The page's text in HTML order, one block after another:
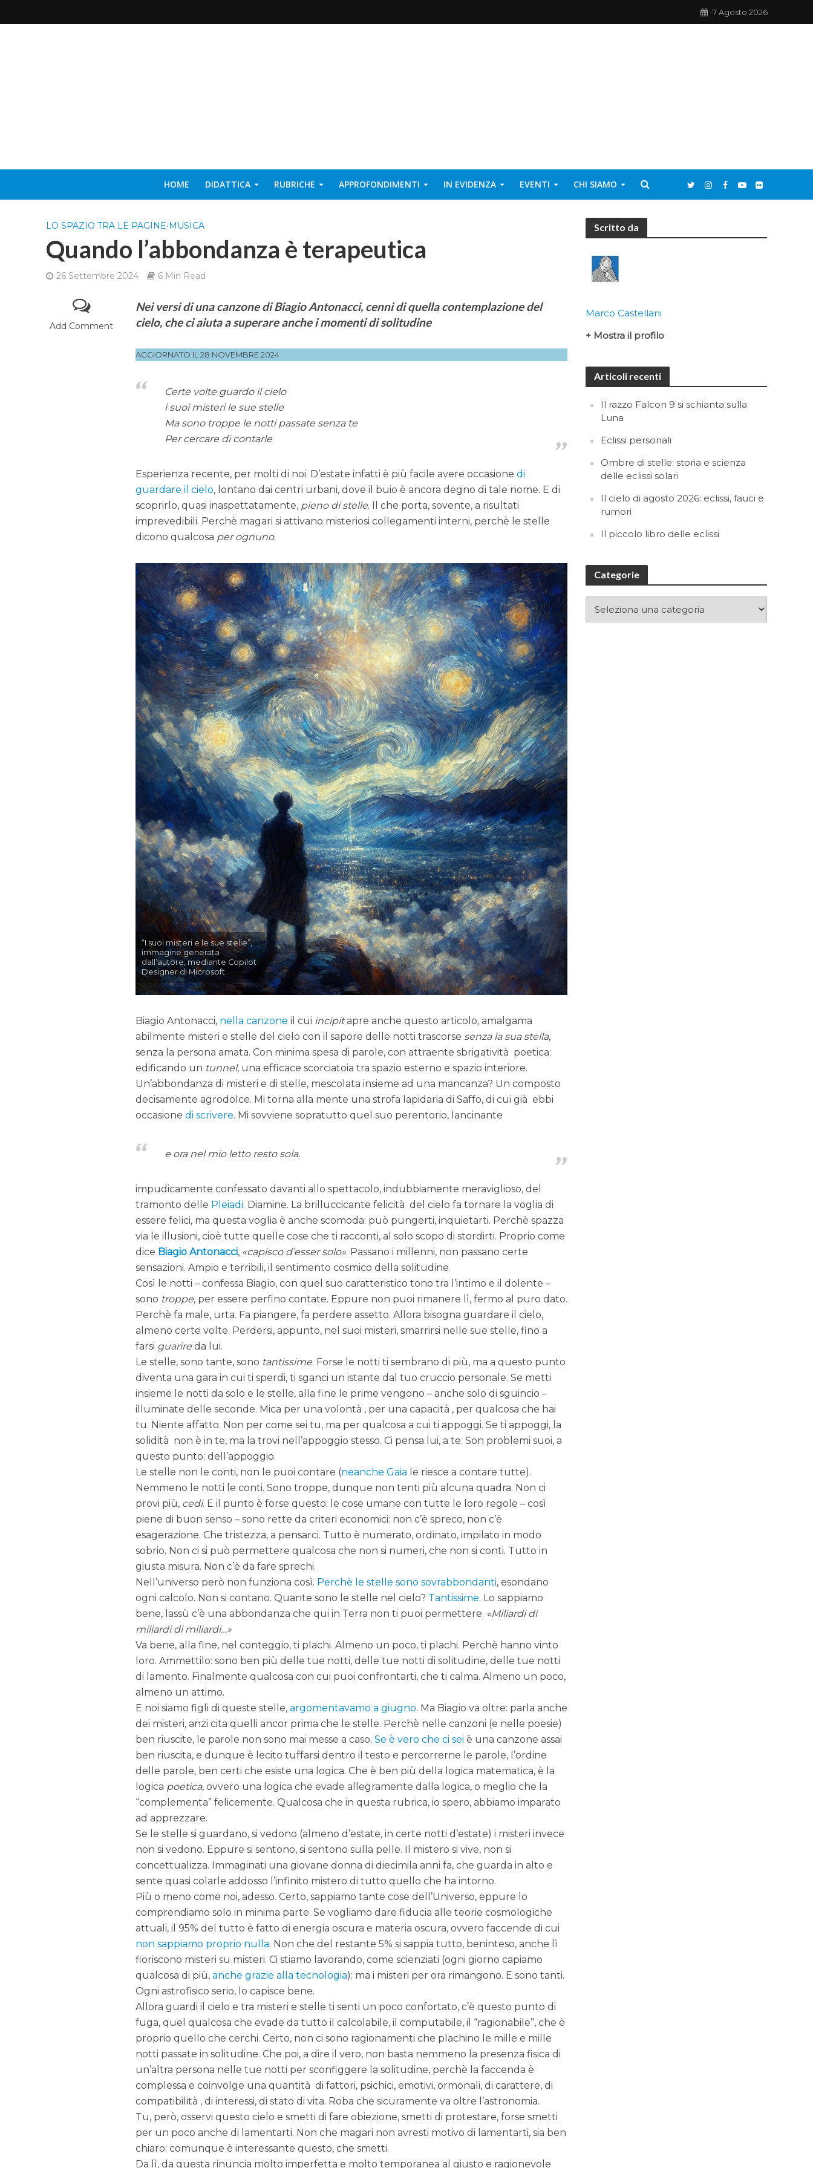
7 Agosto 2026
HOME DIDATTICA RUBRICHE APPROFONDIMENTI IN EVIDENZA EVENTI CHI SIAMO
LO SPAZIO TRA LE PAGINE•MUSICA
Quando l’abbondanza è terapeutica
26 Settembre 2024 6 Min Read
Add Comment
Nei versi di una canzone di Biagio Antonacci, cenni di quella contemplazione del
cielo, che ci aiuta a superare anche i momenti di solitudine
AGGIORNATO IL 28 NOVEMBRE 2024
Certe volte guardo il cielo
i suoi misteri le sue stelle
Ma sono troppe le notti passate senza te
Per cercare di contarle
Esperienza recente, per molti di noi. D’estate infatti è più facile avere occasionedi
guardare il cielo, lontano dai centri urbani, dove il buio è ancora degno di tale nome. E di
scoprirlo, quasi inaspettatamente, pieno di stelle. Il che porta, sovente, a risultati
imprevedibili. Perchè magari si attivano misteriosi collegamenti interni, perchè le stelle
dicono qualcosa per ognuno.
“I suoi misteri e le sue stelle”,
immagine generata
dall’autore, mediante Copilot
Designer di Microsoft
Biagio Antonacci, nella canzone il cui incipitapre anche questo articolo, amalgama
abilmente misteri e stelle del cielo con il sapore delle notti trascorse senza la sua stella,
senza la persona amata. Con minima spesa di parole, con attraente sbrigatività poetica:
edificando un tunnel, una efficace scorciatoia tra spazio esterno e spazio interiore.
Un’abbondanza di misteri e di stelle, mescolata insieme ad una mancanza? Un composto
decisamente agrodolce. Mi torna alla mente una strofa lapidaria di Saffo, di cui già ebbi
occasionedi scrivere. Mi sovviene sopratutto quel suo perentorio, lancinante
e ora nel mio letto resto sola.
impudicamente confessato davanti allo spettacolo, indubbiamente meraviglioso, del
tramonto delle Pleiadi. Diamine. La brilluccicante felicità del cielo fa tornare la voglia di
essere felici, ma questa voglia è anche scomoda: può pungerti, inquietarti. Perchè spazza
via le illusioni, cioè tutte quelle cose che ti racconti, al solo scopo di stordirti. Proprio come
dice Biagio Antonacci, capisco d’esser solo . Passano i millenni, non passano certe
sensazioni. Ampio e terribili, il sentimento cosmico della solitudine.
Così le notti – confessa Biagio, con quel suo caratteristico tono tra l’intimo e il dolente –
sono troppe, per essere perfino contate. Eppure non puoi rimanere lì, fermo al puro dato.
Perchè fa male, urta. Fa piangere, fa perdere assetto. Allora bisogna guardare il cielo,
almeno certe volte. Perdersi, appunto, nel suoi misteri, smarrirsi nelle sue stelle, fino a
farsi guarire da lui.
Le stelle, sono tante, sono tantissime. Forse le notti ti sembrano di più, ma a questo punto
diventa una gara in cui ti sperdi, ti sganci un istante dal tuo cruccio personale. Se metti
insieme le notti da solo e le stelle, alla fine le prime vengono – anche solo di sguincio –
illuminate delle seconde. Mica per una volontà , per una capacità , per qualcosa che hai
tu. Niente affatto. Non per come sei tu, ma per qualcosa a cui ti appoggi. Se ti appoggi, la
solidità non è in te, ma la trovi nell’appoggio stesso. Ci pensa lui, a te. Son problemi suoi, a
questo punto: dell’appoggio.
Le stelle non le conti, non le puoi contare (neanche Gaia le riesce a contare tutte).
Nemmeno le notti le conti. Sono troppe, dunque non tenti più alcuna quadra. Non ci
provi più, cedi. E il punto è forse questo: le cose umane con tutte le loro regole – così
piene di buon senso – sono rette da criteri economici: non c’è spreco, non c’è
esagerazione. Che tristezza, a pensarci. Tutto è numerato, ordinato, impilato in modo
sobrio. Non ci si può permettere qualcosa che non si numeri, che non si conti. Tutto in
giusta misura. Non c’è da fare sprechi.
Nell’universo però non funziona così. Perchè le stelle sono sovrabbondanti, esondano
ogni calcolo. Non si contano. Quante sono le stelle nel cielo? Tantissime. Lo sappiamo
bene, lassù c’è una abbondanza che qui in Terra non ti puoi permettere.
Miliardi di
miliardi di miliardi…
Va bene, alla fine, nel conteggio, ti plachi. Almeno un poco, ti plachi. Perchè hanno vinto
loro. Ammettilo: sono ben più delle tue notti, delle tue notti di solitudine, delle tue notti
di lamento. Finalmente qualcosa con cui puoi confrontarti, che ti calma. Almeno un poco,
almeno un attimo.
E noi siamo figli di queste stelle,argomentavamo a giugno. Ma Biagio va oltre: parla anche
dei misteri, anzi cita quelli ancor prima che le stelle. Perchè nelle canzoni (e nelle poesie)
ben riuscite, le parole non sono mai messe a caso.Se è vero che ci sei è una canzone assai
ben riuscita, e dunque è lecito tuffarsi dentro il testo e percorrerne le parole, l’ordine
delle parole, ben certi che esiste una logica. Che è ben più della logica matematica, è la
logica poetica, ovvero una logica che evade allegramente dalla logica, o meglio che la
“complementa” felicemente. Qualcosa che in questa rubrica, io spero, abbiamo imparato
ad apprezzare.
Se le stelle si guardano, si vedono (almeno d’estate, in certe notti d’estate) i misteri invece
non si vedono. Eppure si sentono, si sentono sulla pelle. Il mistero si vive, non si
concettualizza. Immaginati una giovane donna di diecimila anni fa, che guarda in alto e
sente quasi colarle addosso l’infinito mistero di tutto quello che ha intorno.
Più o meno come noi, adesso. Certo, sappiamo tante cose dell’Universo, eppure lo
comprendiamo solo in minima parte. Se vogliamo dare fiducia alle teorie cosmologiche
attuali, il 95% del tutto è fatto di energia oscura e materia oscura, ovvero faccende di cui
non sappiamo proprio nulla. Non che del restante 5% si sappia tutto, beninteso, anche lì
fioriscono misteri su misteri. Ci stiamo lavorando, come scienziati (ogni giorno capiamo
qualcosa di più,anche grazie alla tecnologia): ma i misteri per ora rimangono. E sono tanti.
Ogni astrofisico serio, lo capisce bene.
Allora guardi il cielo e tra misteri e stelle ti senti un poco confortato, c’è questo punto di
fuga, quel qualcosa che evade da tutto il calcolabile, il computabile, il “ragionabile”, che è
proprio quello che cerchi. Certo, non ci sono ragionamenti che plachino le mille e mille
notti passate in solitudine. Che poi, a dire il vero, non basta nemmeno la presenza fisica di
un’altra persona nelle tue notti per sconfiggere la solitudine, perchè la faccenda è
complessa e coinvolge una quantità di fattori, psichici, emotivi, ormonali, di carattere, di
compatibilità , di interessi, di stato di vita. Roba che sicuramente va oltre l’astronomia.
Tu, però, osservi questo cielo e smetti di fare obiezione, smetti di protestare, forse smetti
per un poco anche di lamentarti. Non che magari non avresti motivo di lamentarti, sia ben
chiaro: comunque è interessante questo, che smetti.
Da lì, da questa rinuncia molto imperfetta e molto temporanea al giusto e ragionevole
Scritto da
Marco Castellani
+ Mostra il profilo
Articoli recenti
Il razzo Falcon 9 si schianta sulla
Luna
Eclissi personali
Ombre di stelle: storia e scienza
delle eclissi solari
Il cielo di agosto 2026: eclissi, fauci e
rumori
Il piccolo libro delle eclissi
Categorie